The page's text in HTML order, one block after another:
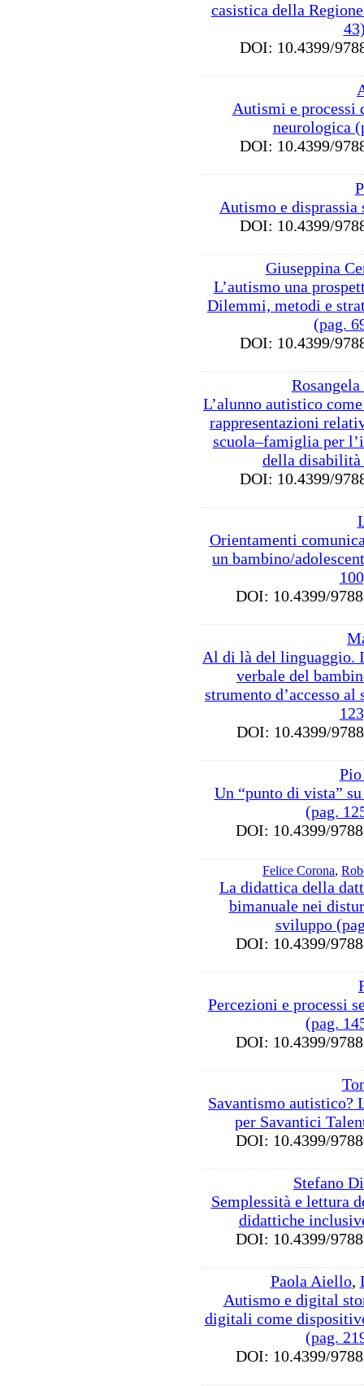
casistica della
DOI: 10.4399/
Autismi e processi
neurologica
DOI: 10.4399/
Autismo e disprassia
DOI: 10.4399/
Giuseppina
L’autismo una
Dilemmi, metodi e
(pag.
DOI: 10.4399/
L’alunno autistico
rappresentazioni
scuola–famiglia per
della disabilità
DOI: 10.4399/
Orientamenti
un bambino/
DOI: 10.4399/
Al di là del linguaggio.
verbale del
strumento d’accesso
DOI: 10.4399/
Un “punto di vista”
(pag.
DOI: 10.4399/
Felice Corona,
La didattica della
bimanuale nei
sviluppo
DOI: 10.4399/
Percezioni e processi
(pag.
DOI: 10.4399/
Savantismo autistico?
per Savantici
DOI: 10.4399/
Stefano
Semplessità e lettura
didattiche
DOI: 10.4399/
Paola Aiello,
Autismo e digital
digitali come
(pag.
DOI: 10.4399/